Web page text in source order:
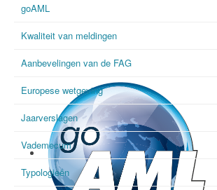
goAML
Kwaliteit van meldingen
Aanbevelingen van de FAG
Europese wetgeving
Jaarverslagen
Vademecum
Typologieën